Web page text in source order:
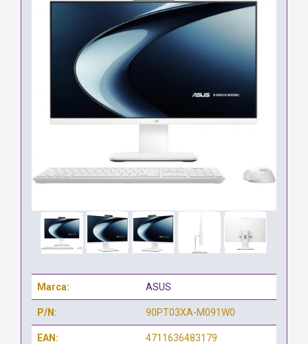
Marca: ASUS
P/N: 90PT03XA-M091W0
EAN: 4711636483179